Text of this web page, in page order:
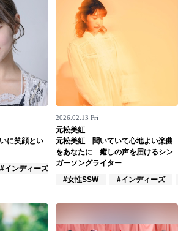
に笑顔とい
#インディーズ #女性アイドル
2026.02.13 Fri
元松美紅
元松美紅 聞いていて心地よい楽曲
をあなたに 癒しの声を届けるシン
ガーソングライター
#女性SSW
#インディーズ